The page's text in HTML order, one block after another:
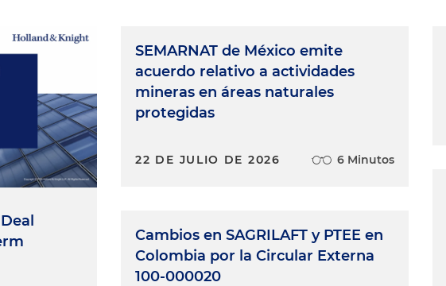
SEMARNAT de México emite
acuerdo relativo a actividades
mineras en áreas naturales
protegidas
22 DE JULIO DE 2026 6 Minutos
Cambios en SAGRILAFT y PTEE en
Colombia por la Circular Externa
100-000020